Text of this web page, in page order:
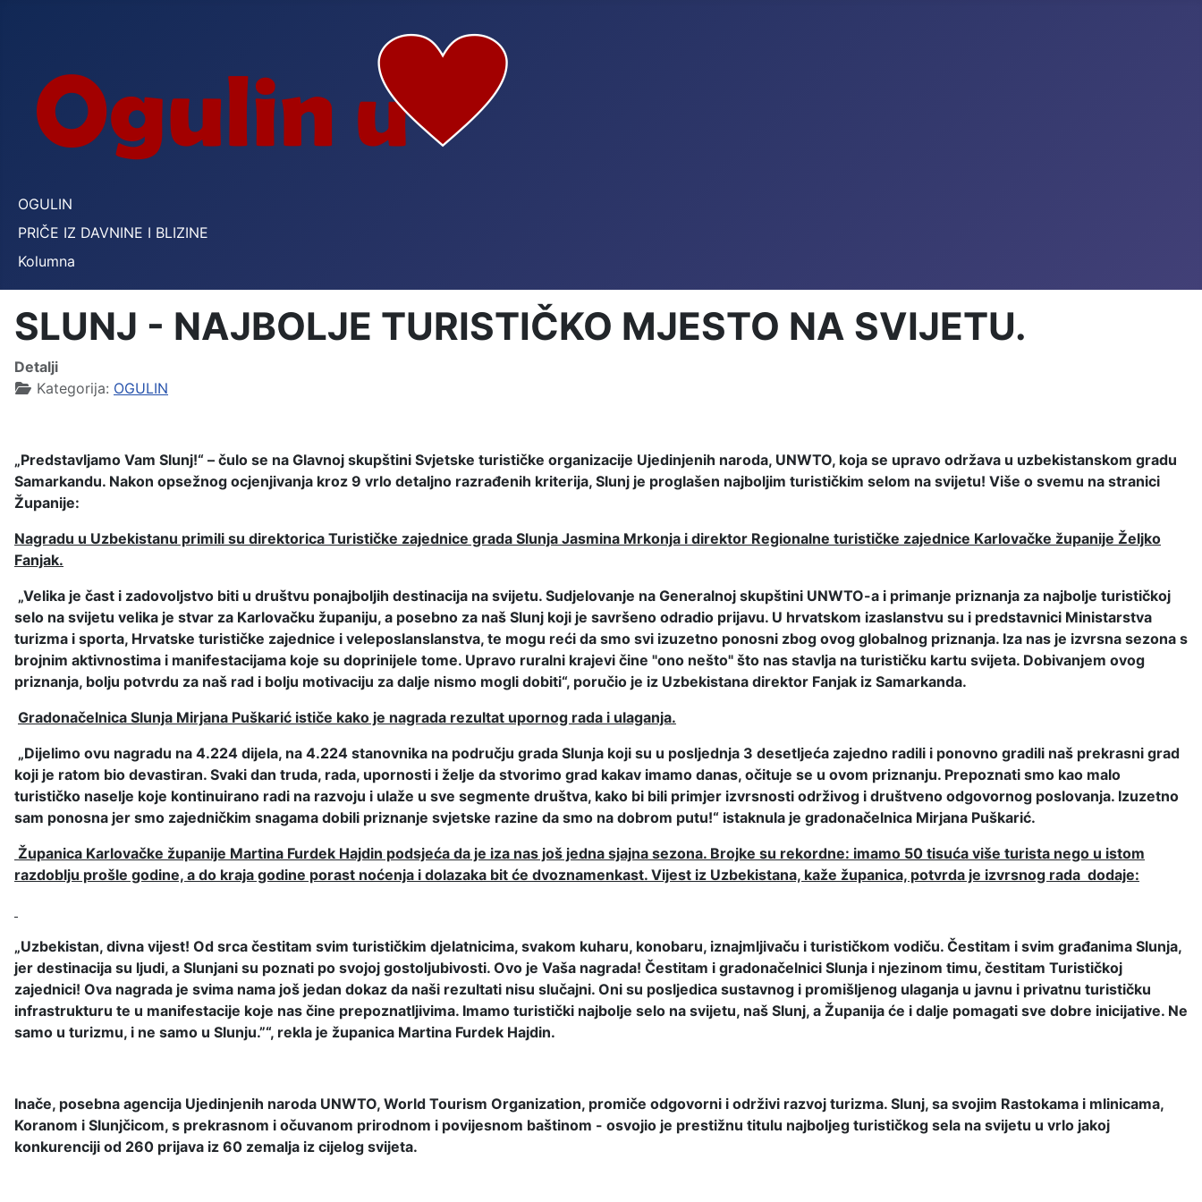
OGULIN
PRIČE IZ DAVNINE I BLIZINE
Kolumna
SLUNJ - NAJBOLJE TURISTIČKO MJESTO NA SVIJETU.
Detalji
Kategorija: OGULIN
„Predstavljamo Vam Slunj!“ – čulo se na Glavnoj skupštini Svjetske turističke organizacije Ujedinjenih naroda, UNWTO, koja se upravo održava u uzbekistanskom gradu
Samarkandu. Nakon opsežnog ocjenjivanja kroz 9 vrlo detaljno razrađenih kriterija, Slunj je proglašen najboljim turističkim selom na svijetu! Više o svemu na stranici
Županije:
Nagradu u Uzbekistanu primili su direktorica Turističke zajednice grada Slunja Jasmina Mrkonja i direktor Regionalne turističke zajednice Karlovačke županije Željko
Fanjak.
„Velika je čast i zadovoljstvo biti u društvu ponajboljih destinacija na svijetu. Sudjelovanje na Generalnoj skupštini UNWTO-a i primanje priznanja za najbolje turističkoj
selo na svijetu velika je stvar za Karlovačku županiju, a posebno za naš Slunj koji je savršeno odradio prijavu. U hrvatskom izaslanstvu su i predstavnici Ministarstva
turizma i sporta, Hrvatske turističke zajednice i veleposlanslanstva, te mogu reći da smo svi izuzetno ponosni zbog ovog globalnog priznanja. Iza nas je izvrsna sezona s
brojnim aktivnostima i manifestacijama koje su doprinijele tome. Upravo ruralni krajevi čine "ono nešto" što nas stavlja na turističku kartu svijeta. Dobivanjem ovog
priznanja, bolju potvrdu za naš rad i bolju motivaciju za dalje nismo mogli dobiti“, poručio je iz Uzbekistana direktor Fanjak iz Samarkanda.
Gradonačelnica Slunja Mirjana Puškarić ističe kako je nagrada rezultat upornog rada i ulaganja.
„Dijelimo ovu nagradu na 4.224 dijela, na 4.224 stanovnika na području grada Slunja koji su u posljednja 3 desetljeća zajedno radili i ponovno gradili naš prekrasni grad
koji je ratom bio devastiran. Svaki dan truda, rada, upornosti i želje da stvorimo grad kakav imamo danas, očituje se u ovom priznanju. Prepoznati smo kao malo
turističko naselje koje kontinuirano radi na razvoju i ulaže u sve segmente društva, kako bi bili primjer izvrsnosti održivog i društveno odgovornog poslovanja. Izuzetno
sam ponosna jer smo zajedničkim snagama dobili priznanje svjetske razine da smo na dobrom putu!“ istaknula je gradonačelnica Mirjana Puškarić.
Županica Karlovačke županije Martina Furdek Hajdin podsjeća da je iza nas još jedna sjajna sezona. Brojke su rekordne: imamo 50 tisuća više turista nego u istom
razdoblju prošle godine, a do kraja godine porast noćenja i dolazaka bit će dvoznamenkast. Vijest iz Uzbekistana, kaže županica, potvrda je izvrsnog rada dodaje:
„Uzbekistan, divna vijest! Od srca čestitam svim turističkim djelatnicima, svakom kuharu, konobaru, iznajmljivaču i turističkom vodiču. Čestitam i svim građanima Slunja,
jer destinacija su ljudi, a Slunjani su poznati po svojoj gostoljubivosti. Ovo je Vaša nagrada! Čestitam i gradonačelnici Slunja i njezinom timu, čestitam Turističkoj
zajednici! Ova nagrada je svima nama još jedan dokaz da naši rezultati nisu slučajni. Oni su posljedica sustavnog i promišljenog ulaganja u javnu i privatnu turističku
infrastrukturu te u manifestacije koje nas čine prepoznatljivima. Imamo turistički najbolje selo na svijetu, naš Slunj, a Županija će i dalje pomagati sve dobre inicijative. Ne
samo u turizmu, i ne samo u Slunju.”“, rekla je županica Martina Furdek Hajdin.
Inače, posebna agencija Ujedinjenih naroda UNWTO, World Tourism Organization, promiče odgovorni i održivi razvoj turizma. Slunj, sa svojim Rastokama i mlinicama,
Koranom i Slunjčicom, s prekrasnom i očuvanom prirodnom i povijesnom baštinom - osvojio je prestižnu titulu najboljeg turističkog sela na svijetu u vrlo jakoj
konkurenciji od 260 prijava iz 60 zemalja iz cijelog svijeta.